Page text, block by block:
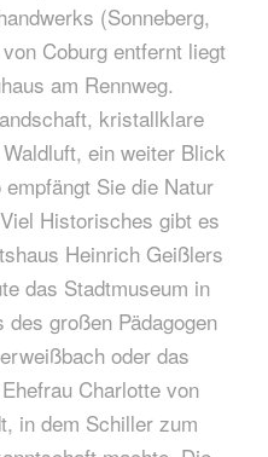
(Sonneberg,
Coburg entfernt liegt
am Rennweg.
kristallklare
ein weiter Blick
Sie die Natur
Historisches gibt es
Heinrich Geißlers
das Stadtmuseum in
großen Pädagogen
oder das
Charlotte von
in dem Schiller zum